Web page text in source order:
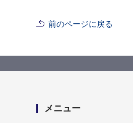
前のページに戻る
メニュー